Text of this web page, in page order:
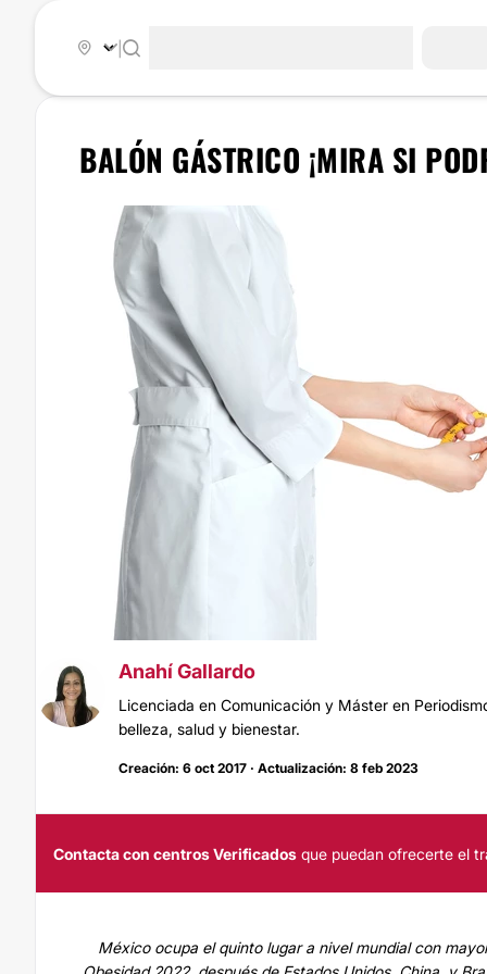
​BALÓN GÁSTRICO ¡MIRA SI
Anahí Gallardo
Licenciada en Comunicación y Máster en
belleza, salud y bienestar.
Creación: 6 oct 2017 · Actualización: 8 feb 2023
Contacta con centros Verificados que puedan ofrecerte el
México ocupa el quinto lugar a nivel mundial con